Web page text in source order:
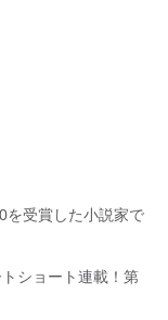
を受賞した小説家で
ショート連載！第